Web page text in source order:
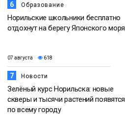
6 Образование
Норильские школьники бесплатно
отдохнут на берегу Японского моря
07 августа 618
7 Новости
Зелёный курс Норильска: новые
скверы и тысячи растений появятся
по всему городу